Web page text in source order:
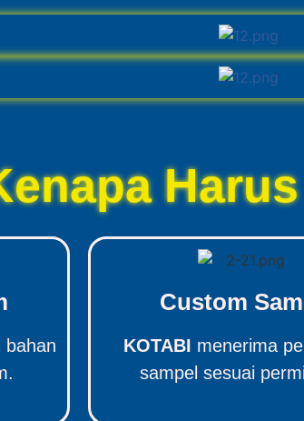
bahan
Custom
KOTABI menerima
sampel sesuai